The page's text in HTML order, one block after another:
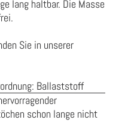
lang haltbar. Die Masse
Sie in unserer
Ballaststoff
schon lange nicht